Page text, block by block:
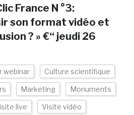
France N °3:
son format vidéo et
? » €“ jeudi 26
webinar Culture scientifique
Marketing Monuments
live Visite vidéo